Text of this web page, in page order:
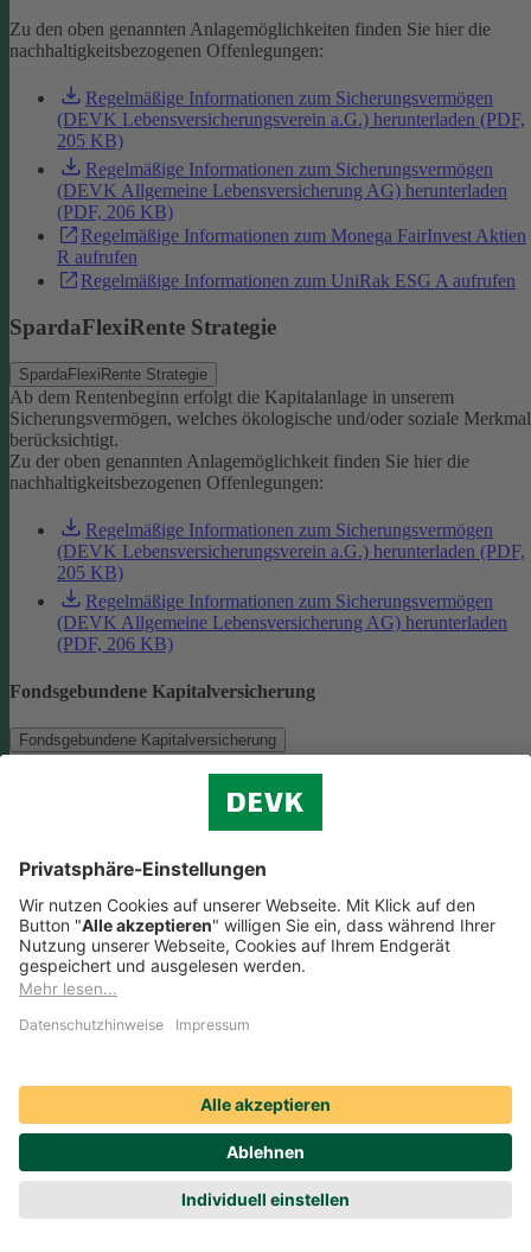
Zu den oben genannten Anlagemöglichkeiten finden Sie hier die
nachhaltigkeitsbezogenen Offenlegungen:
Regelmäßige Informationen zum Sicherungsvermögen
(DEVK Lebensversicherungsverein a.G.) herunterladen (PDF,
205 KB)
Regelmäßige Informationen zum Sicherungsvermögen
(DEVK Allgemeine Lebensversicherung AG) herunterladen
(PDF, 206 KB)
Regelmäßige Informationen zum Monega FairInvest Aktien
R aufrufen
Regelmäßige Informationen zum UniRak ESG A aufrufen
SpardaFlexiRente Strategie
SpardaFlexiRente Strategie
Ab dem Rentenbeginn erfolgt die Kapitalanlage in unserem
Sicherungsvermögen, welches ökologische und/oder soziale
berücksichtigt.
Zu der oben genannten Anlagemöglichkeit finden Sie hier die
nachhaltigkeitsbezogenen Offenlegungen:
Regelmäßige Informationen zum Sicherungsvermögen
(DEVK Lebensversicherungsverein a.G.) herunterladen (PDF,
205 KB)
Regelmäßige Informationen zum Sicherungsvermögen
(DEVK Allgemeine Lebensversicherung AG) herunterladen
(PDF, 206 KB)
Fondsgebundene Kapitalversicherung
Fondsgebundene Kapitalversicherung
Als Anlagemöglichkeit mit ökologischen und/oder sozialen
Zu der oben genannten Anlagemöglichkeit finden Sie hier die
nachhaltigkeitsbezogenen Offenlegungen:
Regelmäßige Informationen zum Monega FairInvest Aktien
R aufrufen
Weitere Rentenversicherungen (nicht fondsgebunden)
ökologische und/oder soziale Merkmale berücksichtigt.Zu der oben
genannten Anlagemöglichkeit finden Sie hier die
nachhaltigkeitsbezogenen Offenlegungen:
Regelmäßige Informationen zum Sicherungsvermögen
(DEVK Lebensversicherungsverein a.G.) herunterladen (PDF,
205 KB)